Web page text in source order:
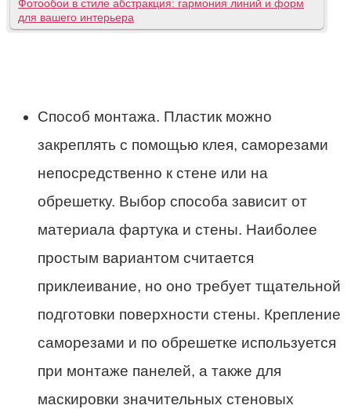
Фотообои в стиле абстракция: гармония линий и форм
для вашего интерьера
Способ монтажа. Пластик можно
закреплять с помощью клея, саморезами
непосредственно к стене или на
обрешетку. Выбор способа зависит от
материала фартука и стены. Наиболее
простым вариантом считается
приклеивание, но оно требует тщательной
подготовки поверхности стены. Крепление
саморезами и по обрешетке используется
при монтаже панелей, а также для
маскировки значительных стеновых